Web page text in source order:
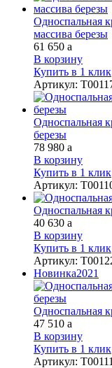
Односпальная
массива березы
61 650 a
В корзину
Купить в 1 клик
Артикул:
Односпальная
березы
78 980 a
В корзину
Купить в 1 клик
Артикул:
Односпальная
40 630 a
В корзину
Купить в 1 клик
Артикул:
Новинка2021
Односпальная
47 510 a
В корзину
Купить в 1 клик
Артикул: